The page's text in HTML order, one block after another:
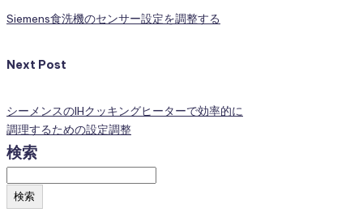
Siemens食洗機のセンサー設定を調整する
Next Post
シーメンスのIHクッキングヒーターで効率的に
調理するための設定調整
検索
検索